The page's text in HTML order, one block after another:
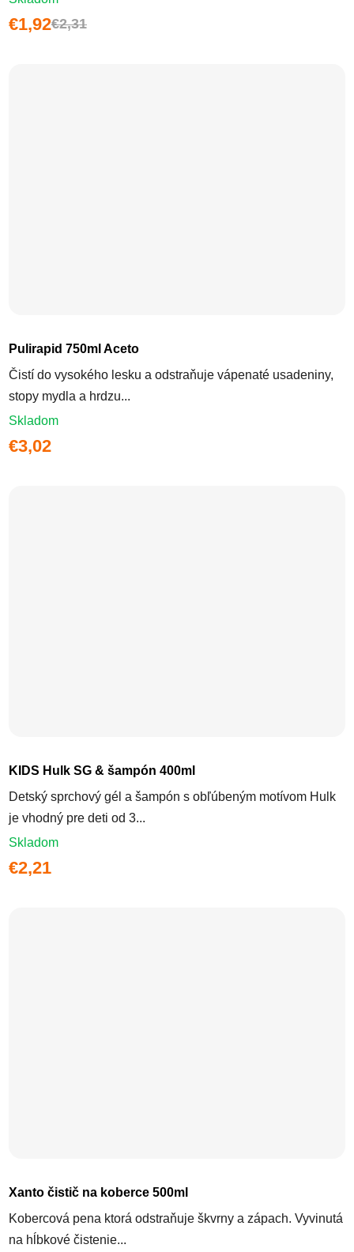
€1,92€2,31
Pulirapid 750ml Aceto
Čistí do vysokého lesku a odstraňuje vápenaté usadeniny,
stopy mydla a hrdzu...
Skladom
€3,02
KIDS Hulk SG & šampón 400ml
Detský sprchový gél a šampón s obľúbeným motívom Hulk
je vhodný pre deti od 3...
Skladom
€2,21
Xanto čistič na koberce 500ml
Kobercová pena ktorá odstraňuje škvrny a zápach. Vyvinutá
na hĺbkové čistenie...